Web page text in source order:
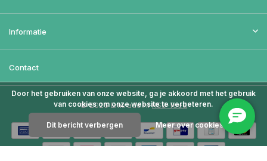
Informatie
Contact
© 2026 Emtrade.nlRSS-feed
Door het gebruiken van onze website, ga je akkoord met het gebruik
van cookies om onze website te verbeteren.
Dit bericht verbergen Meer over cookies »